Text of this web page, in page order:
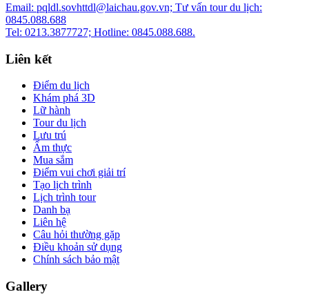
Email: pqldl.sovhttdl@laichau.gov.vn; Tư vấn tour du lịch:
0845.088.688
Tel: 0213.3877727; Hotline: 0845.088.688.
Liên kết
Điểm du lịch
Khám phá 3D
Lữ hành
Tour du lịch
Lưu trú
Ẩm thực
Mua sắm
Điểm vui chơi giải trí
Tạo lịch trình
Lịch trình tour
Danh bạ
Liên hệ
Câu hỏi thường gặp
Điều khoản sử dụng
Chính sách bảo mật
Gallery